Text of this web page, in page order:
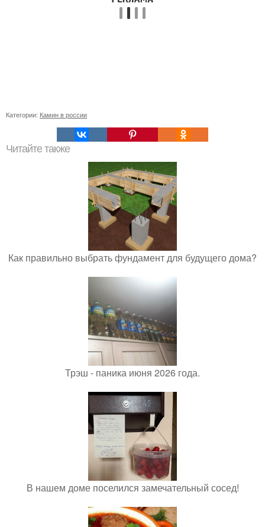
Категории: Камин в россии
Читайте также
Как правильно выбрать фундамент для будущего дома?
Трэш - паника июня 2026 года.
В нашем доме поселился замечательный сосед!